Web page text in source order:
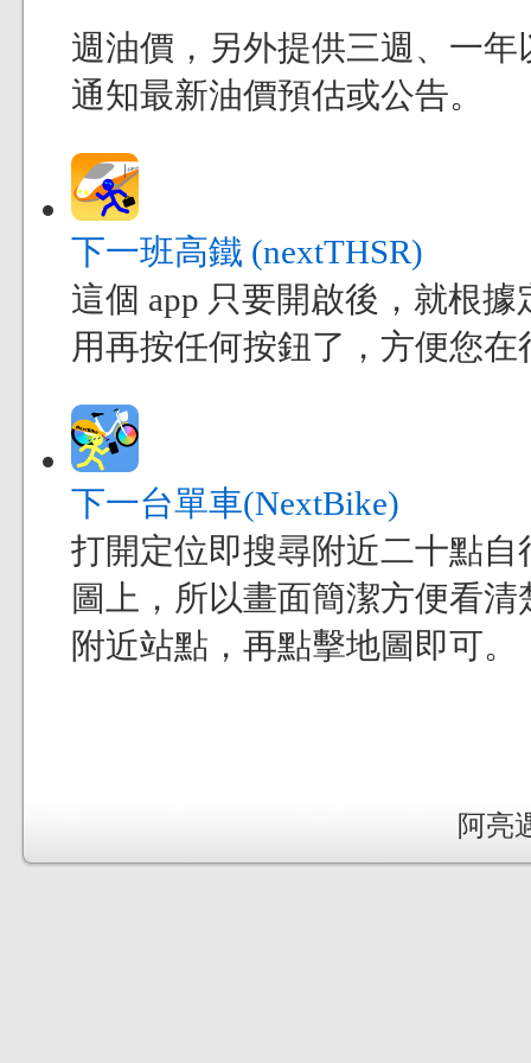
週油價，另外提供三週、一
通知最新油價預估或公告。
下一班高鐵 (nextTHSR)
這個 app 只要開啟後，就根
用再按任何按鈕了，方便您
下一台單車(NextBike)
打開定位即搜尋附近二十點
圖上，所以畫面簡潔方便看
附近站點，再點擊地圖即可。
阿亮